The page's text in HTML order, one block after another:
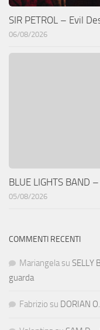
SIR PETROL – Evil
06/08/2026
BLUE LIGHTS BAND
05/08/2026
COMMENTI RECENTI
Mariangela su SELLY
guarda
Fabrizio su DORIAN